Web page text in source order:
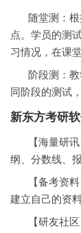
随堂测：
点。学员的测
习情况，在课
阶段测：
同阶段的测试
新东方考研
【海量研
纲、分数线、
【备考资
建立自己的资
【研友社